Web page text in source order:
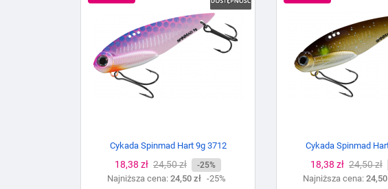
Cykada Spinmad Hart 9g 3712
Cena
18,38 zł Cena
podstawowa
24,50 zł -25%
Najniższa cena: 24,50 zł -25%
Cykada Spinmad
Cena
18,38 zł Cena
24,50 zł
Najniższa cena: 24,50